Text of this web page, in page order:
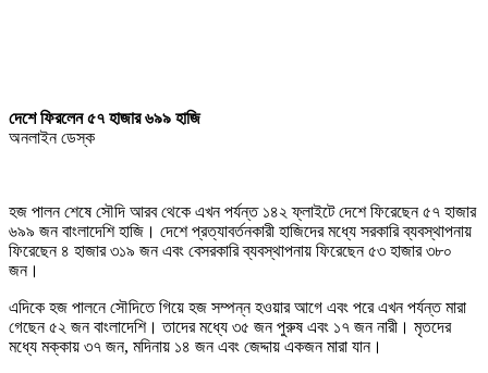
দেশে ফিরলেন ৫৭ হাজার ৬৯৯ হাজি
অনলাইন ডেস্ক
হজ পালন শেষে সৌদি আরব থেকে এখন পর্যন্ত ১৪২ ফ্লাইটে দেশে ফিরেছেন ৫৭ হাজার
৬৯৯ জন বাংলাদেশি হাজি। দেশে প্রত্যাবর্তনকারী হাজিদের মধ্যে সরকারি ব্যবস্থাপনায়
ফিরেছেন ৪ হাজার ৩১৯ জন এবং বেসরকারি ব্যবস্থাপনায় ফিরেছেন ৫৩ হাজার ৩৮০
জন।
এদিকে হজ পালনে সৌদিতে গিয়ে হজ সম্পন্ন হওয়ার আগে এবং পরে এখন পর্যন্ত মারা
গেছেন ৫২ জন বাংলাদেশি। তাদের মধ্যে ৩৫ জন পুরুষ এবং ১৭ জন নারী। মৃতদের
মধ্যে মক্কায় ৩৭ জন, মদিনায় ১৪ জন এবং জেদ্দায় একজন মারা যান।